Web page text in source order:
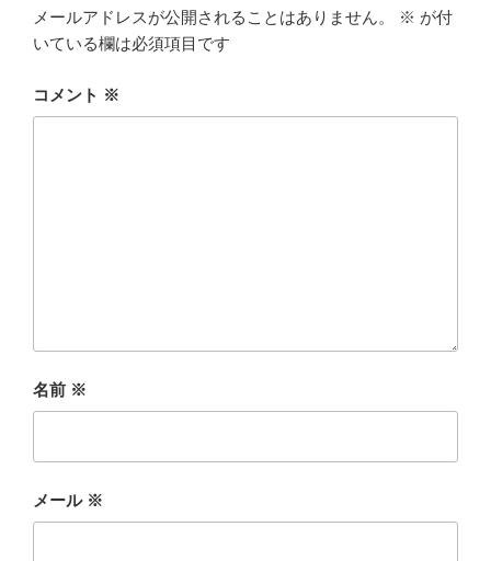
メールアドレスが公開されることはありません。 ※ が付
いている欄は必須項目です
コメント ※
名前 ※
メール ※